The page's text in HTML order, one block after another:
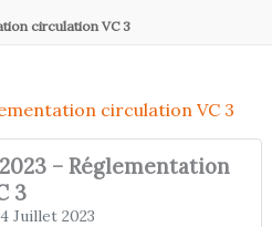
PRINCIPAL
circulation VC 3
circulation VC 3
– Réglementation
3
Juillet 2023